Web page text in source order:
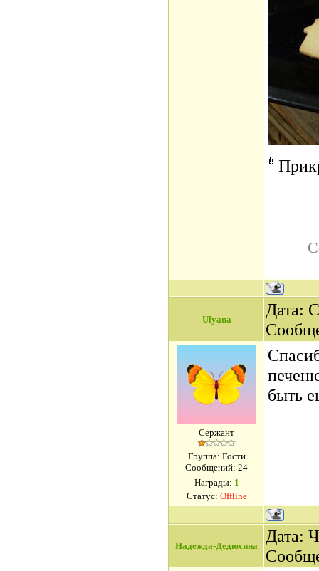
Ulyana
Дата:
Сержант
Группа: Гости
Сообщений: 24
Награды: 1
Статус: Offline
быть
Надежда-Дедюхина
Дата: